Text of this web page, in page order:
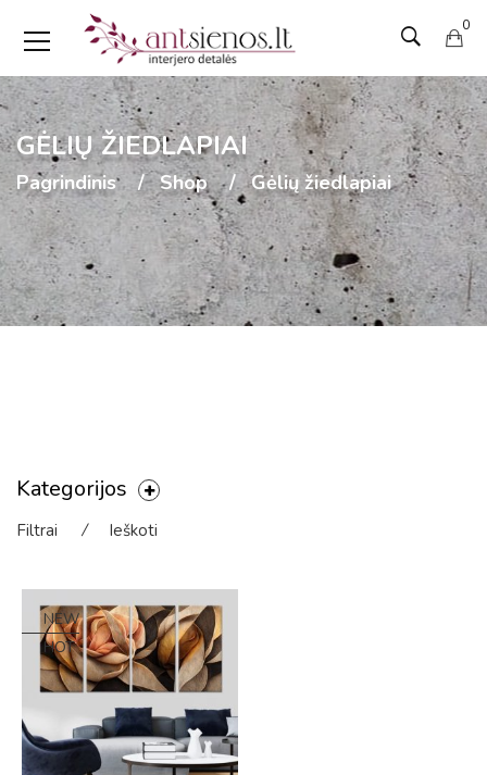
0
GĖLIŲ ŽIEDLAPIAI
Pagrindinis Shop Gėlių žiedlapiai
Kategorijos
Filtrai ⁄ Ieškoti
NEW
HOT